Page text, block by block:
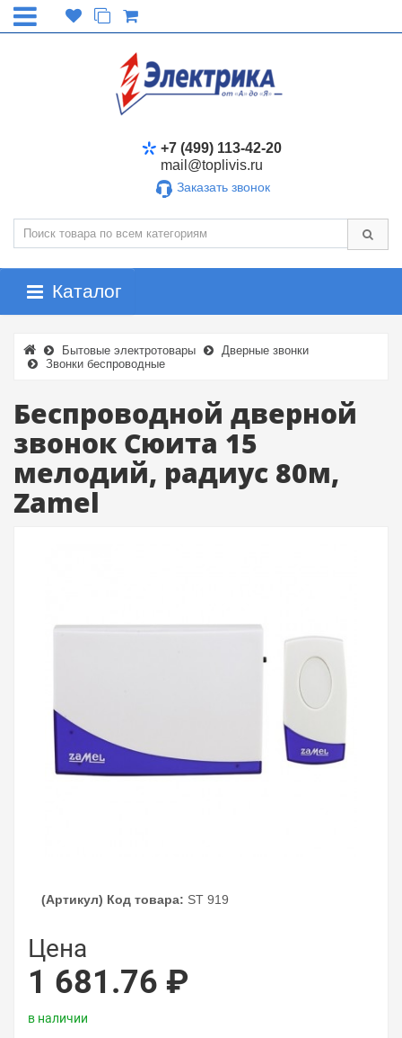
+7 (499) 113-42-20
mail@toplivis.ru
Заказать звонок
Каталог
Бытовые электротовары
Дверные звонки
Звонки беспроводные
Беспроводной дверной
звонок Сюита 15
мелодий, радиус 80м,
Zamel
(Артикул) Код товара: ST 919
Цена
1 681.76 ₽
в наличии